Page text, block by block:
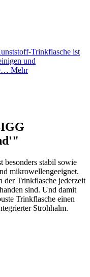
Trinkflasche ist
und
Mehr
besonders stabil sowie
mikrowellengeeignet.
der Trinkflasche jederzeit
sind. Und damit
Trinkflasche einen
Strohhalm.